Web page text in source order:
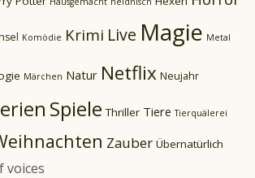
Komödie Krimi Live Magie Metal
Märchen Natur Netflix Neujahr
Spiele Thriller Tiere Tierquälerei
Zauber Übernatürlich
voices